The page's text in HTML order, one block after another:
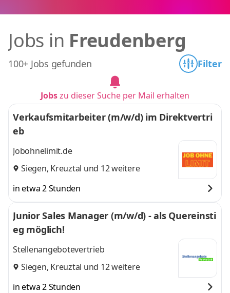
Jobs in Freudenberg
100+ Jobs gefunden Filter
Jobszu dieser Suche per Mail erhalten
Verkaufsmitarbeiter (m/w/d) im Direktvertri
eb
Jobohnelimit.de
Siegen, Kreuztal und 12 weitere
in etwa 2 Stunden
Junior Sales Manager (m/w/d) - als Quereinsti
eg möglich!
Stellenangebotevertrieb
Siegen, Kreuztal und 12 weitere
in etwa 2 Stunden